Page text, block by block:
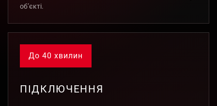
об’єкті.
До 40 хвилин
ПІДКЛЮЧЕННЯ